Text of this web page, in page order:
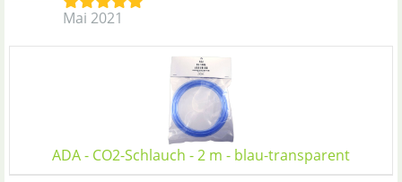
Mai 2021
ADA - CO2-Schlauch - 2 m - blau-transparent